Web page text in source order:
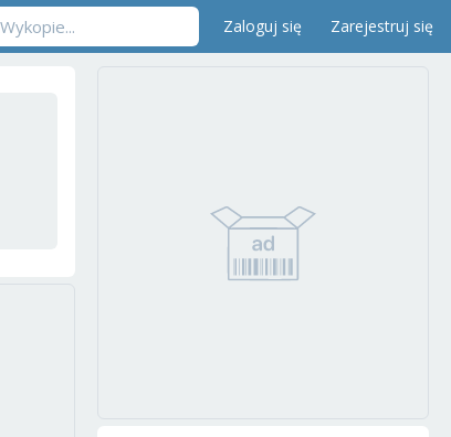
Zaloguj się Zarejestruj się